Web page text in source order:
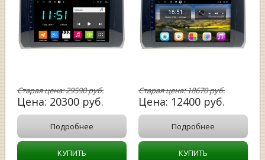
Старая цена:29590руб.
Цена: 20300 руб.
Подробнее
КУПИТЬ
Старая цена:18670руб.
Цена: 12400 руб.
Подробнее
КУПИТЬ